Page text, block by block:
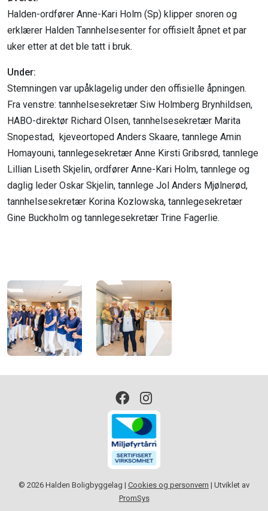
Halden-ordfører Anne-Kari Holm (Sp) klipper snoren og
erklærer Halden Tannhelsesenter for offisielt åpnet et par
uker etter at det ble tatt i bruk.
Under:
Stemningen var upåklagelig under den offisielle åpningen.
Fra venstre: tannhelsesekretær Siw Holmberg Brynhildsen,
HABO-direktør Richard Olsen, tannhelsesekretær Marita
Snopestad, kjeveortoped Anders Skaare, tannlege Amin
Homayouni, tannlegesekretær Anne Kirsti Gribsrød, tannlege
Lillian Liseth Skjelin, ordfører Anne-Kari Holm, tannlege og
daglig leder Oskar Skjelin, tannlege Jol Anders Mjølnerød,
tannhelsesekretær Korina Kozlowska, tannlegesekretær
Gine Buckholm og tannlegesekretær Trine Fagerlie.
© 2026 Halden Boligbyggelag | Cookies og personvern | Utviklet av
PromSys